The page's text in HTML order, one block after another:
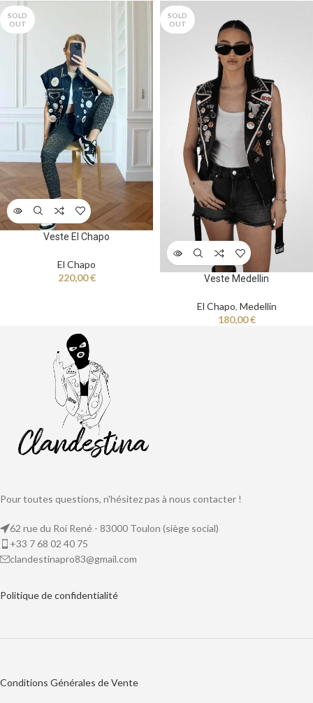
SOLD
OUT
Veste El Chapo
El Chapo
220,00€
SOLD
OUT
Veste Medellin
El Chapo, Medellin
180,00€
Pour toutes questions, n'hésitez pas à nous contacter !
62 rue du Roi René - 83000 Toulon (siège social)
+33 7 68 02 40 75
clandestinapro83@gmail.com
Politique deconfidentialité
Conditions Générales de Vente